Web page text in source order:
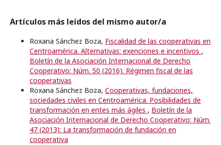
Artículos más leídos del mismo autor/a
Roxana Sánchez Boza, Fiscalidad de las cooperativas en
Centroamérica. Alternativas: exenciones e incentivos ,
Boletín de la Asociación Internacional de Derecho
Cooperativo: Núm. 50 (2016): Régimen fiscal de las
cooperativas
Roxana Sánchez Boza, Cooperativas, fundaciones,
sociedades civiles en Centroamérica. Posibilidades de
transformación en entes más ágiles , Boletín de la
Asociación Internacional de Derecho Cooperativo: Núm.
47 (2013): La transformación de fundación en
cooperativa